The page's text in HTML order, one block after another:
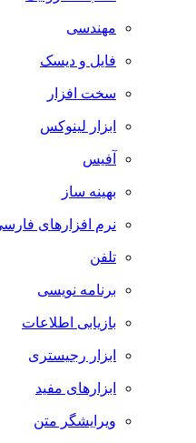
مهندسی
فایل و دیسک
سخت افزار
ابزار لینوکس
آفیس
بهینه ساز
نرم افزارهای فارسی
تلفن
برنامه نویسی
بازیابی اطلاعات
ابزار رجیستری
ابزارهای مفید
ویرایشگر متن